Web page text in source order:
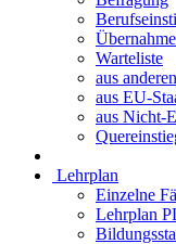
Warteliste
aus
aus EU-
aus Nicht-
Lehrplan
Einzelne
Lehrplan